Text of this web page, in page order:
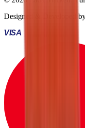
Designed & Developed
VISA